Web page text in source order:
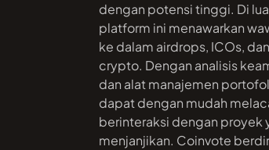
dengan potensi tinggi. Di
platform ini menawarkan
ke dalam airdrops, ICOs,
crypto. Dengan analisis
dan alat manajemen
dapat dengan mudah
berinteraksi dengan proyek
menjanjikan. Coinvote